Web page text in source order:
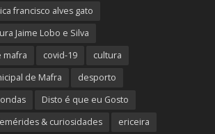
francisco alves gato
Jaime Lobo e Silva
mafra
covid-19
cultura
de Mafra
desporto
Disto é que eu Gosto
& curiosidades ericeira